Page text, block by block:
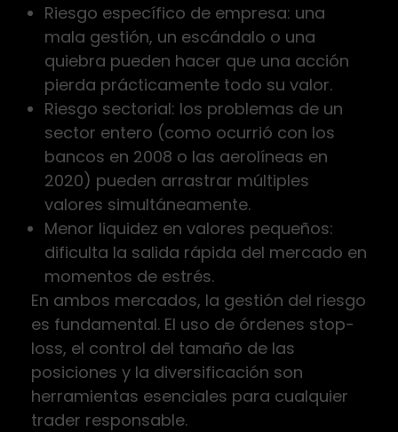
Riesgo específico de empresa: una
mala gestión, un escándalo o una
quiebra pueden hacer que una acción
pierda prácticamente todo su valor.
Riesgo sectorial: los problemas de un
sector entero (como ocurrió con los
bancos en 2008 o las aerolíneas en
2020) pueden arrastrar múltiples
valores simultáneamente.
Menor liquidez en valores pequeños:
dificulta la salida rápida del mercado en
momentos de estrés.
En ambos mercados, la gestión del riesgo
es fundamental. El uso de órdenes stop-
loss, el control del tamaño de las
posiciones y la diversificación son
herramientas esenciales para cualquier
trader responsable.